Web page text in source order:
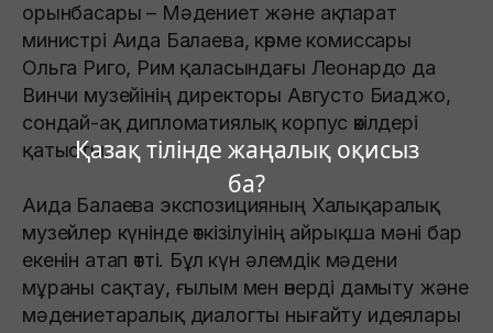
Қазақ тілінде жаңалық оқисыз
ба?
орынбасары – Мәдениет және ақпарат
министрі Аида Балаева, көрме комиссары
Ольга Риго, Рим қаласындағы Леонардо да
Винчи музейінің директоры Августо Биаджо,
сондай-ақ дипломатиялық корпус өкілдері
қатысты.
Аида Балаева экспозицияның Халықаралық
музейлер күнінде өткізілуінің айрықша мәні бар
екенін атап өтті. Бұл күн әлемдік мәдени
мұраны сақтау, ғылым мен өнерді дамыту және
мәдениетаралық диалогты нығайту идеялары